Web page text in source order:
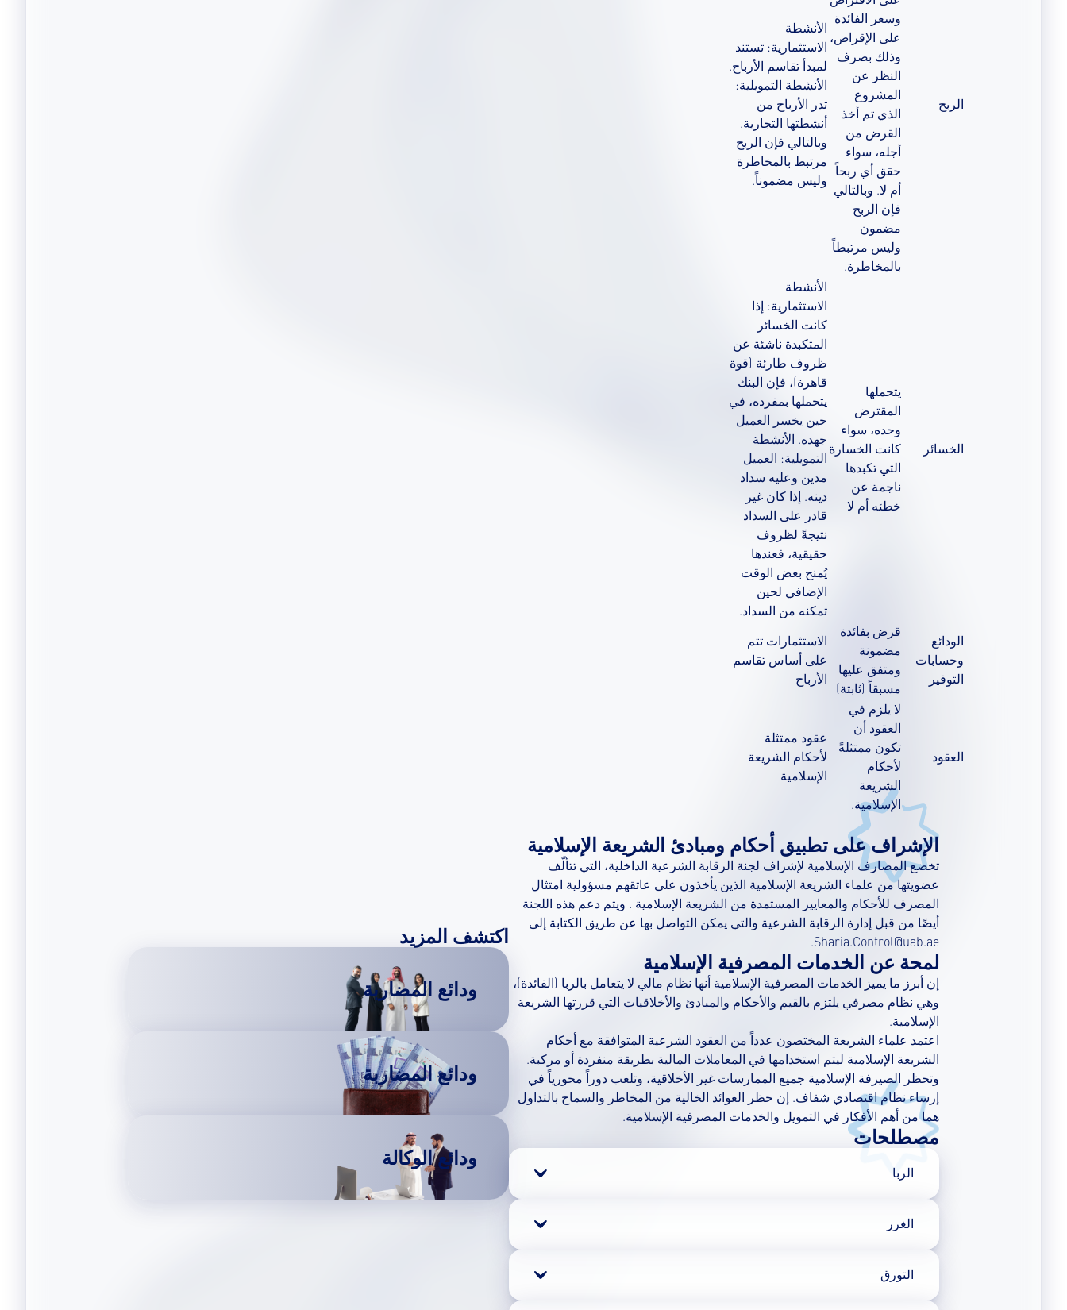
الربح
وسعر الفائدة
على الإقراض،
وذلك بصرف
النظر عن
المشروع
الذي تم أخذ
القرض من
أجله، سواء
حقق أي ربحاً
أم لا. وبالتالي
فإن الربح
مضمون
وليس مرتبطاً
بالمخاطرة.
الأنشطة
الاستثمارية: تستند
لمبدأ تقاسم الأرباح.
الأنشطة التمويلية:
تدر الأرباح من
أنشطتها التجارية.
وبالتالي فإن الربح
مرتبط بالمخاطرة
وليس مضموناً.
الخسائر
يتحملها
المقترض
وحده، سواء
كانت الخسارة
التي تكبدها
ناجمة عن
خطئه أم لا
الأنشطة
الاستثمارية: إذا
كانت الخسائر
المتكبدة ناشئة عن
ظروف طارئة (قوة
قاهرة)، فإن البنك
يتحملها بمفرده، في
حين يخسر العميل
جهده. الأنشطة
التمويلية: العميل
مدين وعليه سداد
دينه. إذا كان غير
قادر على السداد
نتيجةً لظروف
حقيقية، فعندها
يُمنح بعض الوقت
الإضافي لحين
تمكنه من السداد.
الودائع
وحسابات
التوفير
قرض بفائدة
مضمونة
ومتفق عليها
مسبقاً (ثابتة)
الاستثمارات تتم
على أساس تقاسم
الأرباح
العقود
لا يلزم في
العقود أن
تكون ممتثلةً
لأحكام
الشريعة
الإسلامية.
عقود ممتثلة
لأحكام الشريعة
الإسلامية
الإشراف على تطبيق أحكام ومبادئ الشريعة الإسلامية
تخضع المصارف الإسلامية لإشراف لجنة الرقابة الشرعية الداخلية، التي تتألّف
عضويتها من علماء الشريعة الإسلامية الذين يأخذون على عاتقهم مسؤولية امتثال
المصرف للأحكام والمعايير المستمدة من الشريعة الإسلامية . ويتم دعم هذه اللجنة
أيضًا من قبل إدارة الرقابة الشرعية والتي يمكن التواصل بها عن طريق الكتابة إلى
Sharia.Control@uab.ae.
لمحة عن الخدمات المصرفية الإسلامية
إن أبرز ما يميز الخدمات المصرفية الإسلامية أنها نظام مالي لا يتعامل بالربا (الفائدة)،
وهي نظام مصرفي يلتزم بالقيم والأحكام والمبادئ والأخلاقيات التي قررتها الشريعة
الإسلامية.
اعتمد علماء الشريعة المختصون عدداً من العقود الشرعية المتوافقة مع أحكام
الشريعة الإسلامية ليتم استخدامها في المعاملات المالية بطريقة منفردة أو مركبة.
وتحظر الصيرفة الإسلامية جميع الممارسات غير الأخلاقية، وتلعب دوراً محورياً في
إرساء نظام اقتصادي شفاف. إن حظر العوائد الخالية من المخاطر والسماح بالتداول
هما من أهم الأفكار في التمويل والخدمات المصرفية الإسلامية.
مصطلحات
الربا
زيادة أو إضافة أو عائد غير مستحق أو ميزة يحصل عليها الممول كشرط
الغرر
مفهوم يغطي أنواعًا معينة من الغموض المحرم حيث يتم خداع طرف أو
التورق
اكتشف المزيد
ودائع المضاربة
ودائع المضاربة
ودائع الوكالة